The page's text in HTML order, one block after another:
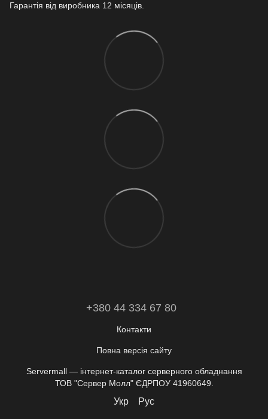
Гарантія від виробника 12 місяців.
+380 44 334 67 80
Контакти
Повна версія сайту
Servermall — інтернет-каталог серверного обладнання
ТОВ "Сервер Молл" ЄДРПОУ 41960649.
Укр Рус